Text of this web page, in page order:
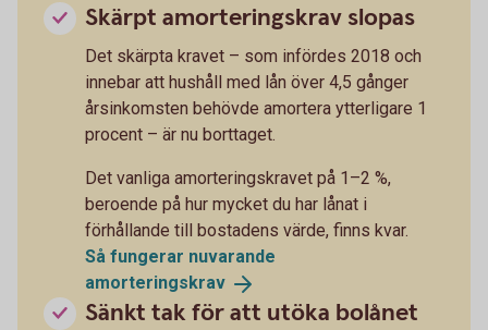
Skärpt amorteringskrav slopas
Det skärpta kravet – som infördes 2018 och
innebar att hushåll med lån över 4,5 gånger
årsinkomsten behövde amortera ytterligare 1
procent – är nu borttaget.
Det vanliga amorteringskravet på 1–2 %,
beroende på hur mycket du har lånat i
förhållande till bostadens värde, finns kvar.
Så fungerar nuvarande
amorteringskrav
Sänkt tak för att utöka bolånet